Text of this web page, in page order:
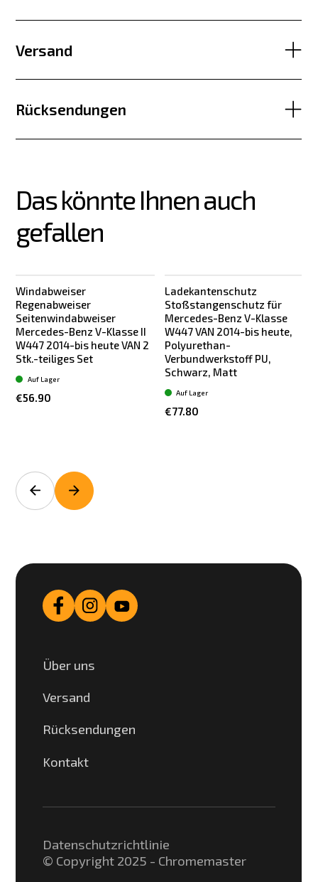
Versand
Rücksendungen
Das könnte Ihnen auch
gefallen
Windabweiser
Regenabweiser
Seitenwindabweiser
Mercedes-Benz V-Klasse II
W447 2014-bis heute VAN 2
Stk.-teiliges Set
€56.90
Auf Lager
Ladekantenschutz
Stoßstangenschutz für
Mercedes-Benz V-Klasse
W447 VAN 2014-bis heute,
Polyurethan-
Verbundwerkstoff PU,
Schwarz, Matt
€77.80
Auf Lager
Über uns
Versand
Rücksendungen
Kontakt
© Copyright 2025 - Chromemaster
Datenschutzrichtlinie